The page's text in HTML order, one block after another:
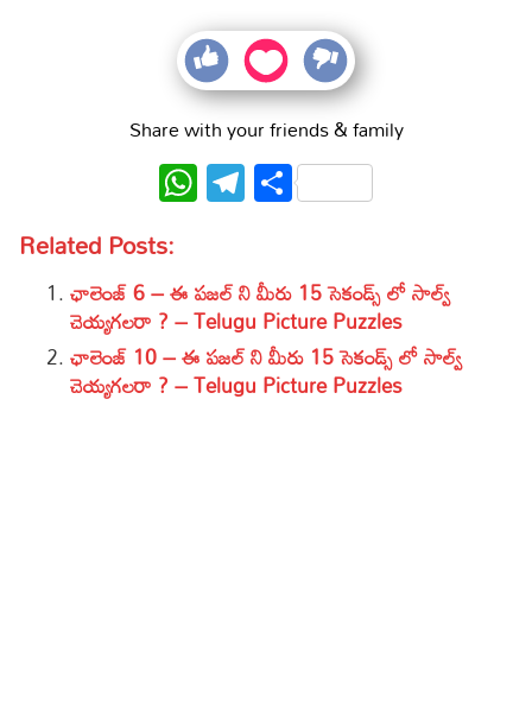
Share with your friends & family
WhatsApp
Telegram
Share
Related Posts:
ఛాలెంజ్ 6 – ఈ పజల్ ని మీరు 15 సెకండ్స్ లో సాల్వ్
చెయ్యగలరా ? – Telugu Picture Puzzles
ఛాలెంజ్ 10 – ఈ పజల్ ని మీరు 15 సెకండ్స్ లో సాల్వ్
చెయ్యగలరా ? – Telugu Picture Puzzles